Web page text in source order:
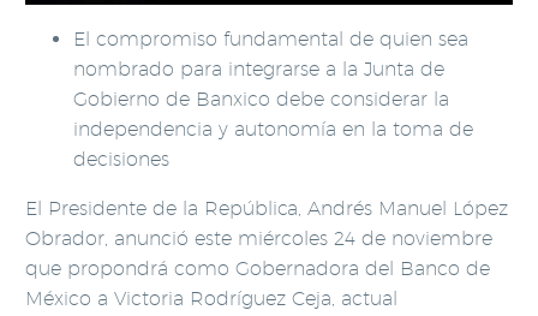
El compromiso fundamental de quien sea
nombrado para integrarse a la Junta de
Gobierno de Banxico debe considerar la
independencia y autonomía en la toma de
decisiones
El Presidente de la República, Andrés Manuel López
Obrador, anunció este miércoles 24 de noviembre
que propondrá como Gobernadora del Banco de
México a Victoria Rodríguez Ceja, actual